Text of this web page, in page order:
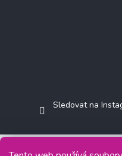
Sledovat na